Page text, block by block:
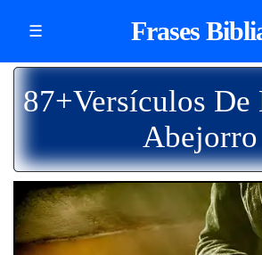
☰ Frases
87+Versículos
Abejorro